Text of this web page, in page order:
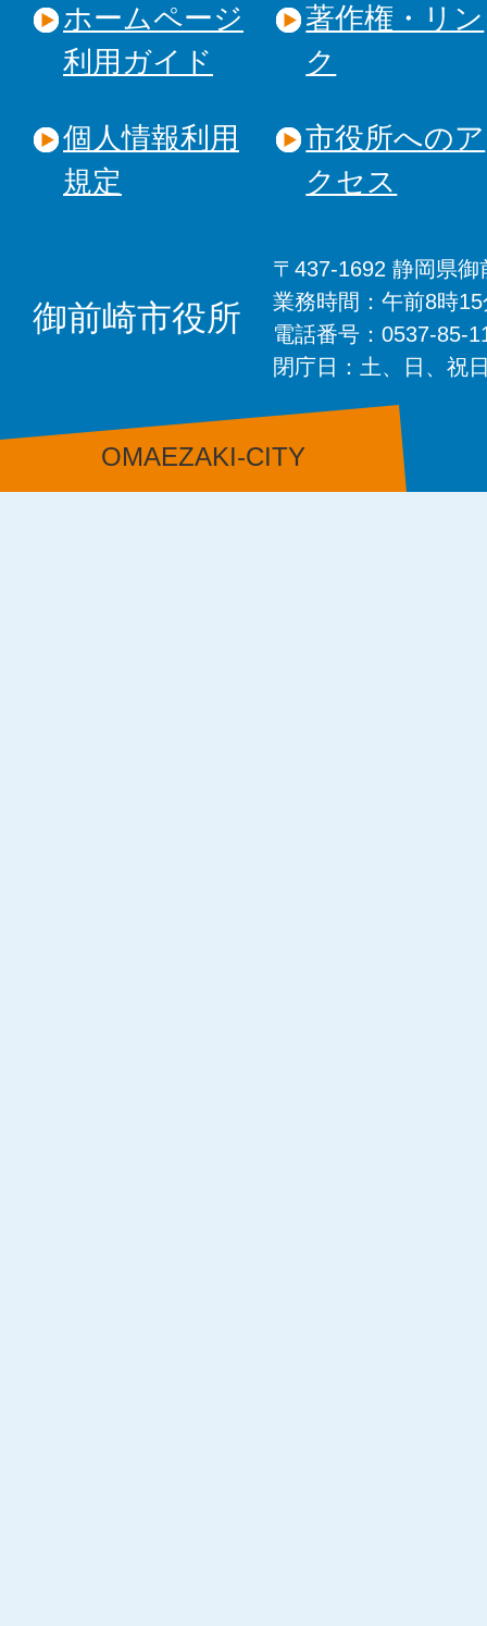
ホームページ
利用ガイド
著作権・リン
ク
個人情報利用
規定
市役所へのア
クセス
御前崎市役所
〒437-1692 静岡県
業務時間：午前8時
電話番号：0537-85-
閉庁日：土、日、祝
OMAEZAKI-CITY